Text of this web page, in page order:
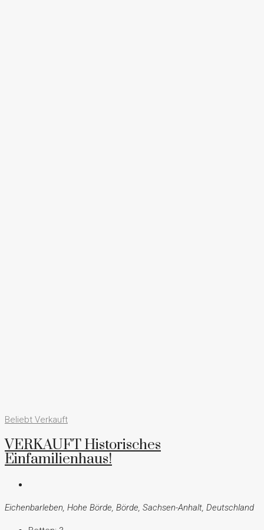
Beliebt Verkauft
VERKAUFT Historisches
Einfamilienhaus!
Eichenbarleben, Hohe Börde, Börde, Sachsen-Anhalt, Deutschland